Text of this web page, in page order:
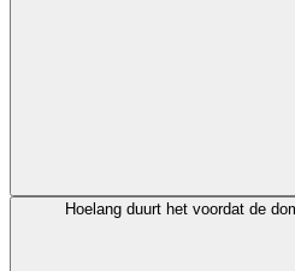
Hoelang duurt het voordat de